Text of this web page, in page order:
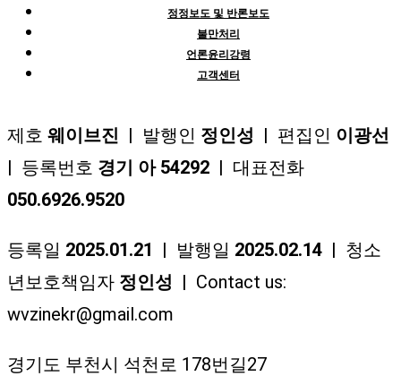
정정보도 및 반론보도
불만처리
언론윤리강령
고객센터
제호 웨이브진 | 발행인 정인성 | 편집인 이광선
| 등록번호 경기 아 54292 | 대표전화
050.6926.9520
등록일 2025.01.21 | 발행일 2025.02.14 | 청소
년보호책임자 정인성 | Contact us:
wvzinekr@gmail.com
경기도 부천시 석천로 178번길27